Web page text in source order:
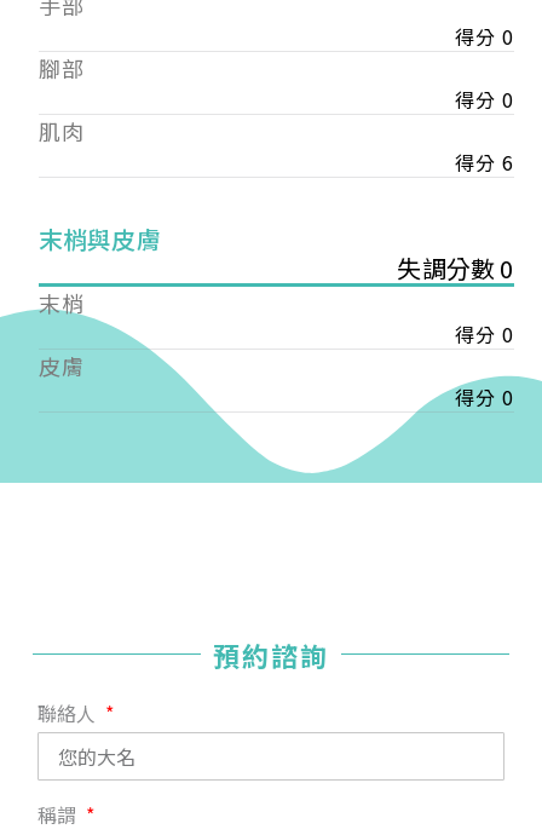
得分 0
腳部
得分 0
肌肉
得分 6
末梢與皮膚
失調分數 0
末梢
得分 0
皮膚
得分 0
預約諮詢
聯絡人
稱謂
會審核通過後即通知您進行繳費，繳費資訊如下
【會費】
個人會員:
入會費新臺幣1200元，於會員入會時繳納；常年會
費1200元，於每年度繳納。
費3000元，於每年度繳納。
戶名: 社團法人台灣自律神經健康培訓暨發展協會
帳號: 003-03-501566-2
銀行: (013) 國泰世華 南京東路分行